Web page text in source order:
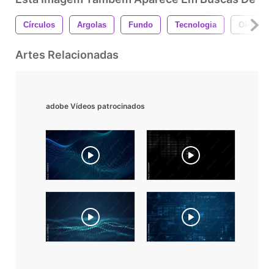
Círculos Argolas Fundo Tecnologia Oi-Tech
Artes Relacionadas
adobe Vídeos patrocinados